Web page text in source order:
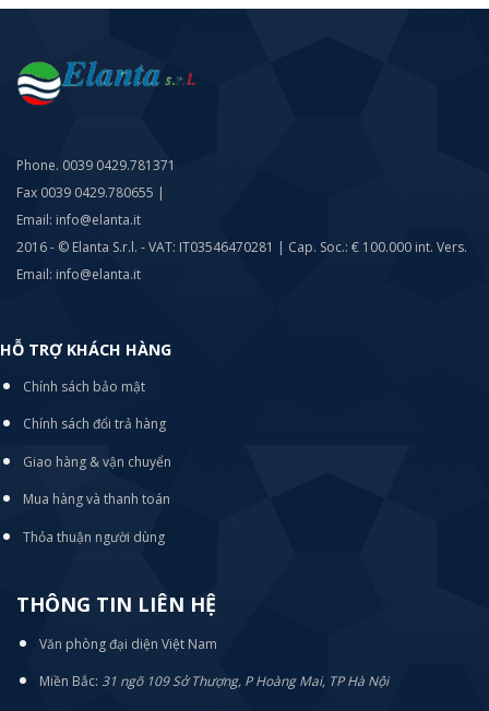
Phone. 0039 0429.781371
Fax 0039 0429.780655 |
Email: info@elanta.it
2016 - © Elanta S.r.l. - VAT: IT03546470281 | Cap. Soc.: € 100.000 int. Vers.
Email: info@elanta.it
HỖ TRỢ KHÁCH HÀNG
Chính sách bảo mật
Chính sách đổi trả hàng
Giao hàng & vận chuyển
Mua hàng và thanh toán
Thỏa thuận người dùng
THÔNG TIN LIÊN HỆ
Văn phòng đại diện Việt Nam
Miền Bắc: 31 ngõ 109 Sở Thượng, P Hoàng Mai, TP Hà Nội